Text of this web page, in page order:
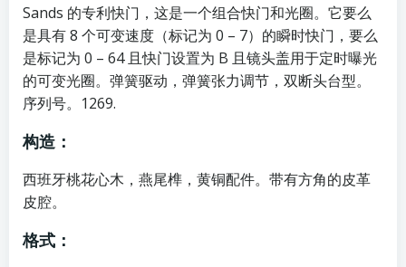
Sands 的专利快门，这是一个组合快门和光圈。它要么
是具有 8 个可变速度（标记为 0 – 7）的瞬时快门，要么
是标记为 0 – 64 且快门设置为 B 且镜头盖用于定时曝光
的可变光圈。弹簧驱动，弹簧张力调节，双断头台型。
序列号。1269.
构造：
西班牙桃花心木，燕尾榫，黄铜配件。带有方角的皮革
皮腔。
格式：